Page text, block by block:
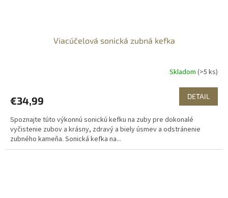
Viacúčelová sonická zubná kefka
Skladom (>5 ks)
€34,99 DETAIL
Spoznajte túto výkonnú sonickú kefku na zuby pre dokonalé
vyčistenie zubov a krásny, zdravý a biely úsmev a odstránenie
zubného kameňa. Sonická kefka na...